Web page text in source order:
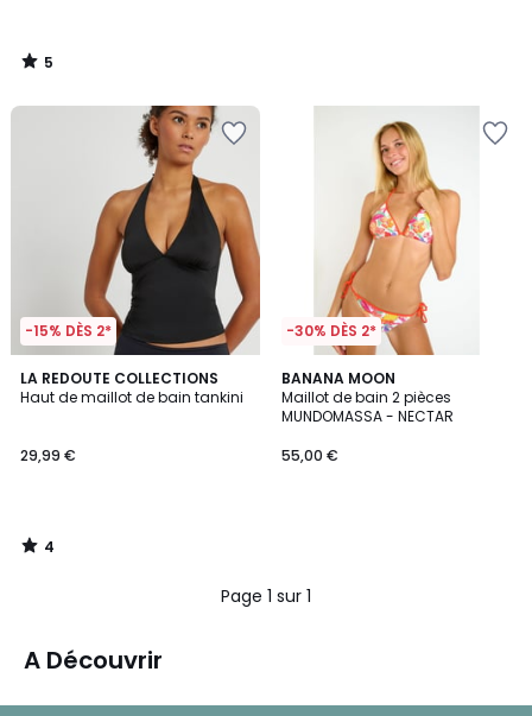
5
/
-15% DÈS 2*
LA REDOUTE COLLECTIONS
Haut de maillot de bain tankini
29,99 €
4
/
4
/
-30% DÈS 2*
BANANA MOON
Maillot de bain 2 pièces
MUNDOMASSA - NECTAR
55,00 €
Page 1 sur 1
A Découvrir